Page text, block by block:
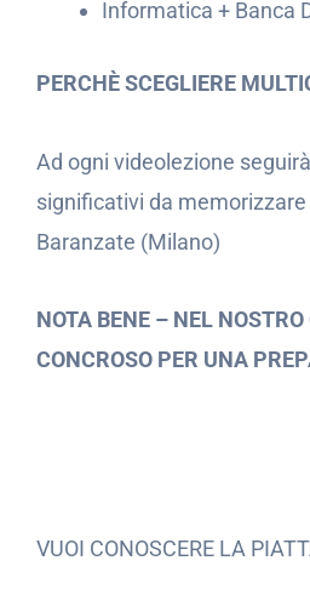
Informatica + Banca
PERCHÈ SCEGLIERE
Ad ogni videolezione
significativi da
Baranzate (Milano)
NOTA BENE – NEL
CONCROSO PER UNA
VUOI CONOSCERE LA